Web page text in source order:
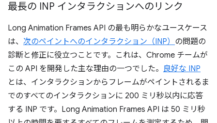
最長の INP インタラクションへのリンク
Long Animation Frames API の最も明らかなユースケース
は、 次のペイントへのインタラクション（INP） の問題の
診断と修正に役立つことです。これは、Chrome チームが
この API を開発した主な理由の一つでした。 良好な INP
とは、インタラクションからフレームがペイントされるま
でのすべてのインタラクションに 200 ミリ秒以内に応答
する INP です。Long Animation Frames API は 50 ミリ秒